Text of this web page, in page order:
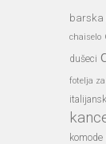
barska
chaiselo
dušeci
fotelja
komode